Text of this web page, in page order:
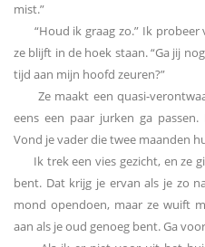
mist.”
“Houd ik graag zo.” Ik probeer
ze blijft in de hoek staan. “Ga jij
tijd aan mijn hoofd zeuren?”
Ze maakt een quasi-
eens een paar jurken ga
Vond je vader die twee maanden
Ik trek een vies gezicht, en ze
bent. Dat krijg je ervan als je zo
mond opendoen, maar ze wuift
aan als je oud genoeg bent. Ga